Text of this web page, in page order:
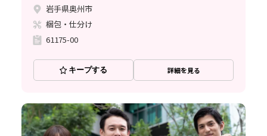
岩手県奥州市
梱包・仕分け
61175-00
キープする 詳細を見る